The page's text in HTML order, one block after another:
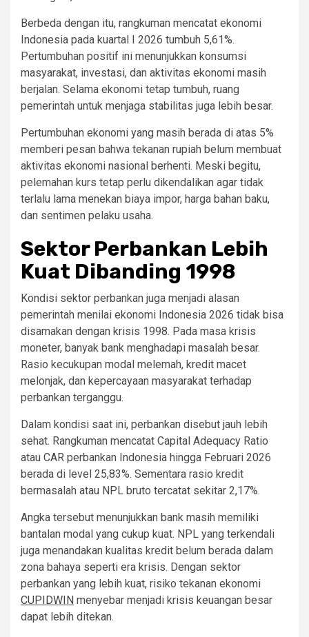
Berbeda dengan itu, rangkuman mencatat ekonomi
Indonesia pada kuartal I 2026 tumbuh 5,61%.
Pertumbuhan positif ini menunjukkan konsumsi
masyarakat, investasi, dan aktivitas ekonomi masih
berjalan. Selama ekonomi tetap tumbuh, ruang
pemerintah untuk menjaga stabilitas juga lebih besar.
Pertumbuhan ekonomi yang masih berada di atas 5%
memberi pesan bahwa tekanan rupiah belum membuat
aktivitas ekonomi nasional berhenti. Meski begitu,
pelemahan kurs tetap perlu dikendalikan agar tidak
terlalu lama menekan biaya impor, harga bahan baku,
dan sentimen pelaku usaha.
Sektor Perbankan Lebih
Kuat Dibanding 1998
Kondisi sektor perbankan juga menjadi alasan
pemerintah menilai ekonomi Indonesia 2026 tidak bisa
disamakan dengan krisis 1998. Pada masa krisis
moneter, banyak bank menghadapi masalah besar.
Rasio kecukupan modal melemah, kredit macet
melonjak, dan kepercayaan masyarakat terhadap
perbankan terganggu.
Dalam kondisi saat ini, perbankan disebut jauh lebih
sehat. Rangkuman mencatat Capital Adequacy Ratio
atau CAR perbankan Indonesia hingga Februari 2026
berada di level 25,83%. Sementara rasio kredit
bermasalah atau NPL bruto tercatat sekitar 2,17%.
Angka tersebut menunjukkan bank masih memiliki
bantalan modal yang cukup kuat. NPL yang terkendali
juga menandakan kualitas kredit belum berada dalam
zona bahaya seperti era krisis. Dengan sektor
perbankan yang lebih kuat, risiko tekanan ekonomi
CUPIDWIN menyebar menjadi krisis keuangan besar
dapat lebih ditekan.